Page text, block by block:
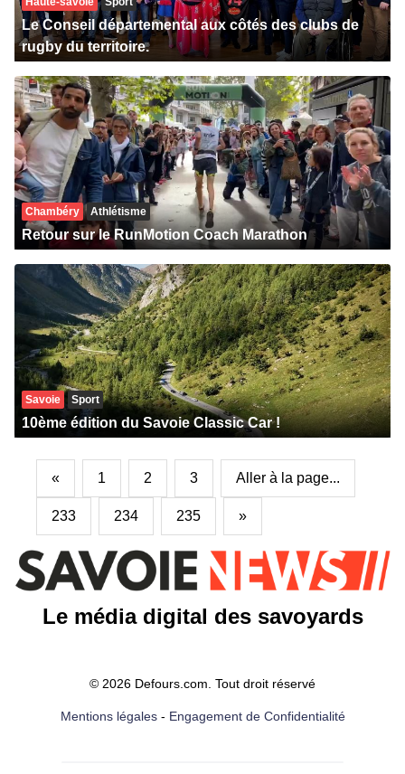
Le Conseil départemental aux côtés des clubs de
rugby du territoire.
Chambéry Athlétisme
Retour sur le RunMotion Coach Marathon
Savoie Sport
10ème édition du Savoie Classic Car !
« 1 2 3 Aller à la page...
233 234 235 »
Le média digital des savoyards
© 2026 Defours.com. Tout droit réservé
Mentions légales- Engagement de Confidentialité